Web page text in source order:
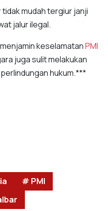
mudah tergiur janji
jalur ilegal.
keselamatanPMI
juga sulit melakukan
hukum.***
# PMI